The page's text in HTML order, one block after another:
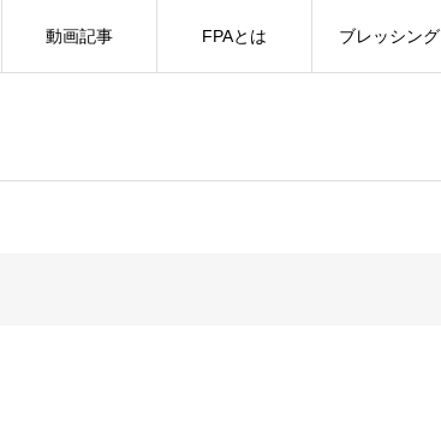
動画記事 FPAとは ブレッシング